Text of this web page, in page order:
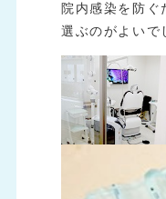
院内感染を防ぐ
選ぶのがよいで